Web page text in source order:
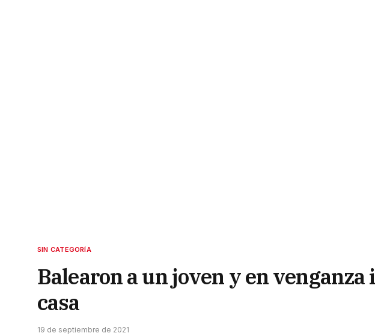
SIN CATEGORÍA
Balearon a un joven y en
casa
19 de septiembre de 2021